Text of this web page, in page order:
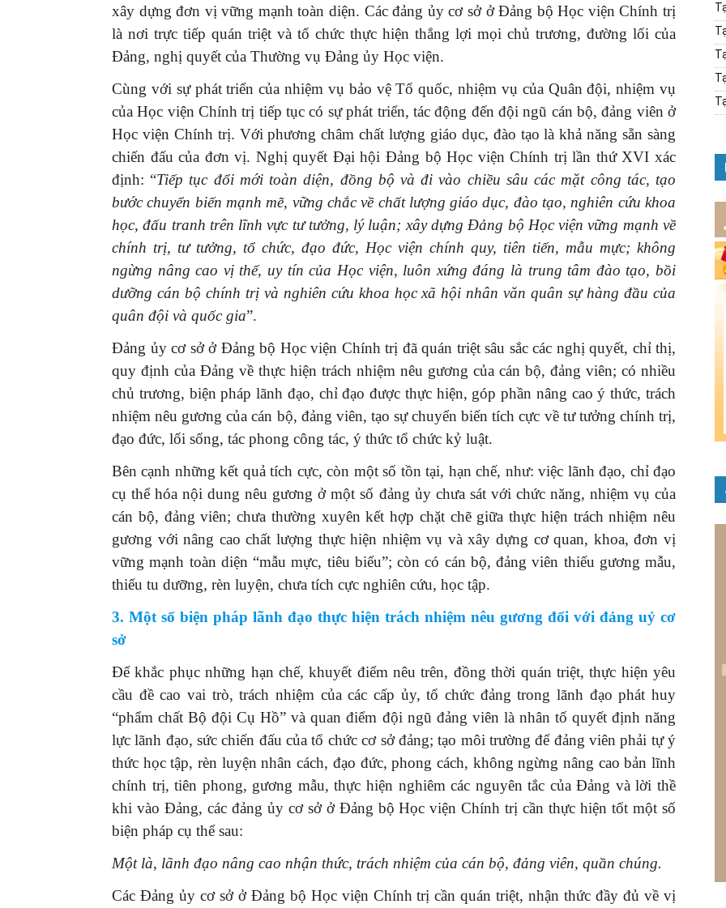
xây dựng đơn vị vững mạnh toàn diện. Các đảng ủy cơ sở ở Đảng bộ Học viện Chính trị
là nơi trực tiếp quán triệt và tổ chức thực hiện thắng lợi mọi chủ trương, đường lối của
Đảng, nghị quyết của Thường vụ Đảng ủy Học viện.
Cùng với sự phát triển của nhiệm vụ bảo vệ Tổ quốc, nhiệm vụ của Quân đội, nhiệm vụ
của Học viện Chính trị tiếp tục có sự phát triển, tác động đến đội ngũ cán bộ, đảng viên ở
Học viện Chính trị. Với phương châm chất lượng giáo dục, đào tạo là khả năng sẵn sàng
chiến đấu của đơn vị. Nghị quyết Đại hội Đảng bộ Học viện Chính trị lần thứ XVI xác
định: “Tiếp tục đổi mới toàn diện, đồng bộ và đi vào chiều sâu các mặt công tác, tạo
bước chuyển biến mạnh mẽ, vững chắc về chất lượng giáo dục, đào tạo, nghiên cứu khoa
học, đấu tranh trên lĩnh vực tư tưởng, lý luận; xây dựng Đảng bộ Học viện vững mạnh về
chính trị, tư tưởng, tổ chức, đạo đức, Học viện chính quy, tiên tiến, mẫu mực; không
ngừng nâng cao vị thế, uy tín của Học viện, luôn xứng đáng là trung tâm đào tạo, bồi
dưỡng cán bộ chính trị và nghiên cứu khoa học xã hội nhân văn quân sự hàng đầu của
quân đội và quốc gia”.
Đảng ủy cơ sở ở Đảng bộ Học viện Chính trị đã quán triệt sâu sắc các nghị quyết, chỉ thị,
quy định của Đảng về thực hiện trách nhiệm nêu gương của cán bộ, đảng viên; có nhiều
chủ trương, biện pháp lãnh đạo, chỉ đạo được thực hiện, góp phần nâng cao ý thức, trách
nhiệm nêu gương của cán bộ, đảng viên, tạo sự chuyển biến tích cực về tư tưởng chính trị,
đạo đức, lối sống, tác phong công tác, ý thức tổ chức kỷ luật.
Bên cạnh những kết quả tích cực, còn một số tồn tại, hạn chế, như: việc lãnh đạo, chỉ đạo
cụ thể hóa nội dung nêu gương ở một số đảng ủy chưa sát với chức năng, nhiệm vụ của
cán bộ, đảng viên; chưa thường xuyên kết hợp chặt chẽ giữa thực hiện trách nhiệm nêu
gương với nâng cao chất lượng thực hiện nhiệm vụ và xây dựng cơ quan, khoa, đơn vị
vững mạnh toàn diện “mẫu mực, tiêu biểu”; còn có cán bộ, đảng viên thiếu gương mẫu,
thiếu tu dưỡng, rèn luyện, chưa tích cực nghiên cứu, học tập.
3. Một số biện pháp lãnh đạo thực hiện trách nhiệm nêu gương đối với đảng uỷ cơ
sở
Để khắc phục những hạn chế, khuyết điểm nêu trên, đồng thời quán triệt, thực hiện yêu
cầu đề cao vai trò, trách nhiệm của các cấp ủy, tổ chức đảng trong lãnh đạo phát huy
“phẩm chất Bộ đội Cụ Hồ” và quan điểm đội ngũ đảng viên là nhân tố quyết định năng
lực lãnh đạo, sức chiến đấu của tổ chức cơ sở đảng; tạo môi trường để đảng viên phải tự ý
thức học tập, rèn luyện nhân cách, đạo đức, phong cách, không ngừng nâng cao bản lĩnh
chính trị, tiên phong, gương mẫu, thực hiện nghiêm các nguyên tắc của Đảng và lời thề
khi vào Đảng, các đảng ủy cơ sở ở Đảng bộ Học viện Chính trị cần thực hiện tốt một số
biện pháp cụ thể sau:
Một là, lãnh đạo nâng cao nhận thức, trách nhiệm của cán bộ, đảng viên, quần chúng.
Các Đảng ủy cơ sở ở Đảng bộ Học viện Chính trị cần quán triệt, nhận thức đầy đủ về vị